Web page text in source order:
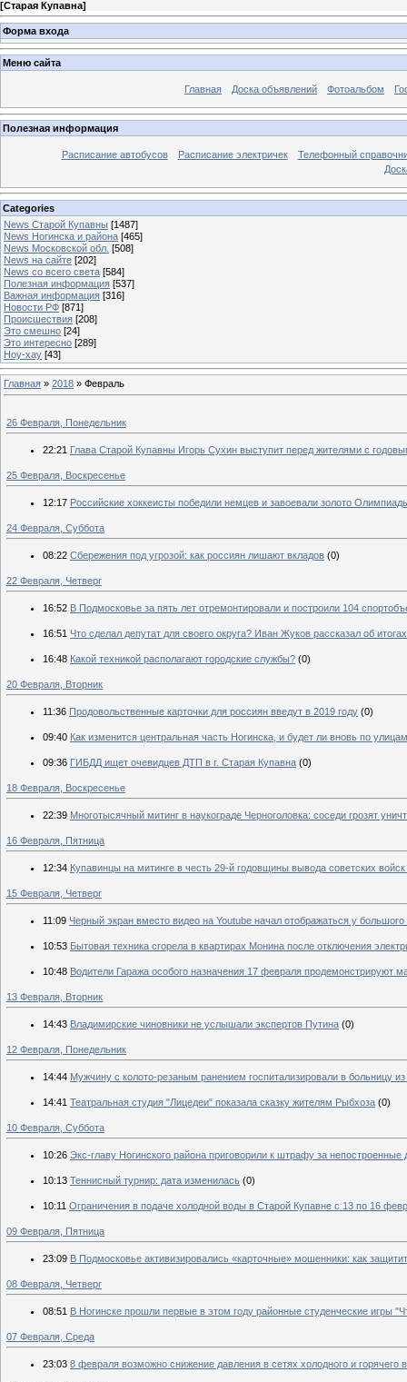
[Старая Купавна]
Форма входа
Меню сайта
Главная Доска объявлений Фотоальбом
Полезная информация
Расписание автобусов Расписание электричек
Телефонный
Categories
News Старой Купавны [1487]
News Ногинска и района [465]
News Московской обл. [508]
News на сайте [202]
News со всего света [584]
Полезная информация [537]
Важная информация [316]
Новости РФ [871]
Происшествия [208]
Это смешно [24]
Это интересно [289]
Ноу-хау [43]
Главная » 2018 » Февраль
26 Февраля, Понедельник
22:21 Глава Старой Купавны Игорь Сухин выступит перед жителями с
25 Февраля, Воскресенье
12:17 Российские хоккеисты победили немцев и завоевали золото
24 Февраля, Суббота
08:22 Сбережения под угрозой: как россиян лишают вкладов (0)
22 Февраля, Четверг
16:52 В Подмосковье за пять лет отремонтировали и построили 104
16:51 Что сделал депутат для своего округа? Иван Жуков рассказал об
16:48 Какой техникой располагают городские службы? (0)
20 Февраля, Вторник
11:36 Продовольственные карточки для россиян введут в 2019 году (0)
09:40 Как изменится центральная часть Ногинска, и будет ли вновь по
09:36 ГИБДД ищет очевидцев ДТП в г. Старая Купавна (0)
18 Февраля, Воскресенье
22:39 Многотысячный митинг в наукограде Черноголовка: соседи грозят
16 Февраля, Пятница
12:34 Купавинцы на митинге в честь 29-й годовщины вывода советских
15 Февраля, Четверг
11:09 Черный экран вместо видео на Youtube начал отображаться у большого
10:53 Бытовая техника сгорела в квартирах Монина после отключения
10:48 Водители Гаража особого назначения 17 февраля продемонстрируют
13 Февраля, Вторник
14:43 Владимирские чиновники не услышали экспертов Путина (0)
12 Февраля, Понедельник
14:44 Мужчину с колото‑резаным ранением госпитализировали в больницу
14:41 Театральная студия "Лицедеи" показала сказку жителям Рыбхоза (0)
10 Февраля, Суббота
10:26 Экс-главу Ногинского района приговорили к штрафу за
10:13 Теннисный турнир: дата изменилась (0)
10:11 Ограничения в подаче холодной воды в Старой Купавне с 13 по 16
09 Февраля, Пятница
23:09 В Подмосковье активизировались «карточные» мошенники: как
08 Февраля, Четверг
08:51 В Ногинске прошли первые в этом году районные студенческие игры
07 Февраля, Среда
23:03 8 февраля возможно снижение давления в сетях холодного и